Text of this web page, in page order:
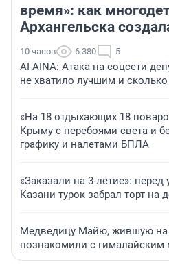
время»: как
Архангельска
10 часов 6 380 5
AI-AINA: Атака на соцсети
не хватило лучшим и сколько
«На 18 отдыхающих 18
Крыму с перебоями света и
графику и налетами БПЛА
«Заказали на 3-летие»:
Казани турок забрал торт на
Медведицу Майю, жившую на
познакомили с